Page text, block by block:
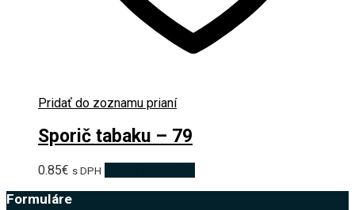
Pridať do zoznamu prianí
Sporič tabaku – 79
0.85€ s DPH
Formuláre